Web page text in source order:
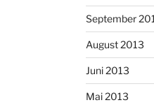
September
August 2013
Juni 2013
Mai 2013